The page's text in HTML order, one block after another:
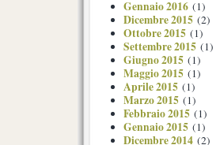
Gennaio 2016 (1)
Dicembre 2015 (2)
Ottobre 2015 (1)
Settembre 2015 (1)
Giugno 2015 (1)
Maggio 2015 (1)
Aprile 2015 (1)
Marzo 2015 (1)
Febbraio 2015 (1)
Gennaio 2015 (1)
Dicembre 2014 (2)